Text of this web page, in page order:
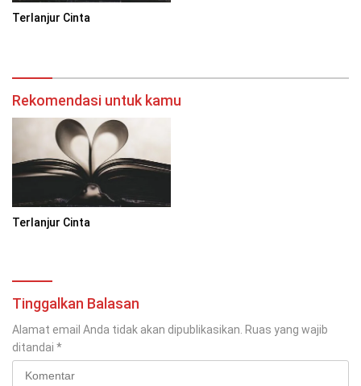
Terlanjur Cinta
Rekomendasi untuk kamu
Terlanjur Cinta
Tinggalkan Balasan
Alamat email Anda tidak akan dipublikasikan. Ruas yang wajib
ditandai *